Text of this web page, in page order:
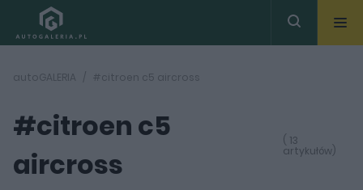
autoGALERIA #citroen c5 aircross
#citroen c5
aircross
( 13
artykułów)